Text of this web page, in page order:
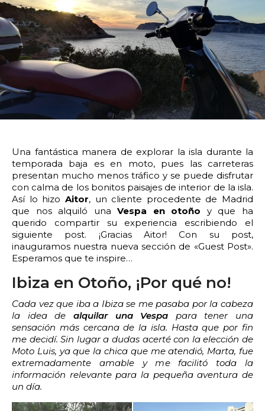
Una fantástica manera de explorar la isla durante la
temporada baja es en moto, pues las carreteras
presentan mucho menos tráfico y se puede disfrutar
con calma de los bonitos paisajes de interior de la isla.
Así lo hizo Aitor, un cliente procedente de Madrid
que nos alquiló unaVespa en otoño y que ha
querido compartir su experiencia escribiendo el
siguiente post. ¡Gracias Aitor! Con su post,
inauguramos nuestra nueva sección de «Guest Post».
Esperamos que te inspire…
Ibiza en Otoño, ¡Por qué no!
Cada vez que iba a Ibiza se me pasaba por la cabeza
la idea de alquilar una Vespa para tener una
sensación más cercana de la isla. Hasta que por fin
me decidí.Sin lugar a dudas acerté con la elección de
Moto Luis, ya que la chica que me atendió, Marta, fue
extremadamente amable y me facilitó toda la
información relevante para la pequeña aventura de
un día.
14:00 14:30 15:00 15:30
16:00 16:30 17:00 17:30
18:00 18:30 19:00 19:30
20:00 21:00
22:00 22:30 23:00 23:30
Fecha y hora devolución:
0:00 0:30 1:00 1:30
2:00 2:30 3:00
5:00 5:30
6:00 6:30 7:00 7:30
8:00 8:30 9:00 9:30
10:00 10:30 11:00 11:30
12:00 12:30 13:00 13:30